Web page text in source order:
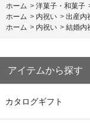
ホーム > 洋菓子・和菓子
ホーム > 内祝い > 出産内
ホーム > 内祝い > 結婚内
アイテムから探す
カタログギフト